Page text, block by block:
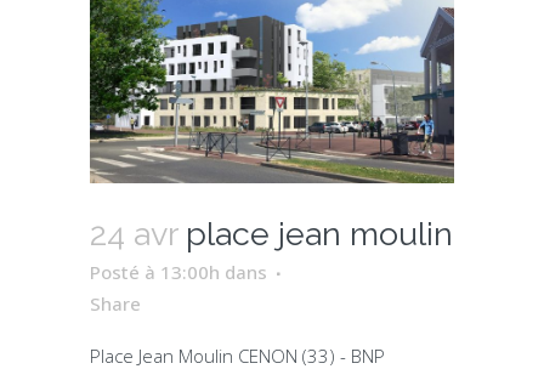
24 avr place jean moulin
Posté à 13:00h dans
Share
Place Jean Moulin CENON (33) - BNP